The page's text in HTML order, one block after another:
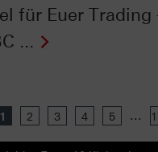
für Euer Trading
...
1 2 3 4 5 ...